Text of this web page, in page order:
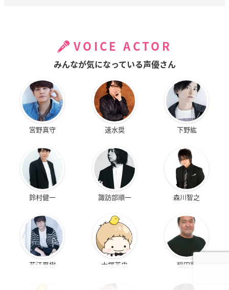
VOICE ACTOR
みんなが気になっている声優さん
宮野真守 速水奨 下野紘
鈴村健一 諏訪部順一 森川智之
花江夏樹 大塚芳忠 稲田徹